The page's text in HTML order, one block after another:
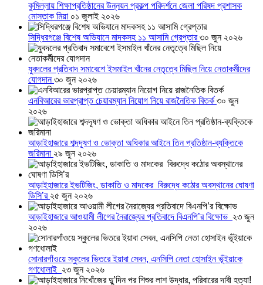
কুমিল্লায় শিক্ষাপ্রতিষ্ঠানের উন্নয়ন প্রকল্প পরিদর্শনে জেলা পরিষদ প্রশাসক
মোস্তাক মিয়া ০১ জুলাই ২০২৬
সিদ্ধিরগঞ্জে বিশেষ অভিযানে মাদকসহ ১১ আসামি গ্রেপ্তার৩০ জুন ২০২৬
যুবদলের প্রতিবাদ সমাবেশে ইসমাইল খাঁনের নেতৃত্বে মিছিল নিয়ে নেতাকর্মীদের
যোগদান৩০ জুন ২০২৬
এনবিআরের ভারপ্রাপ্ত চেয়ারম্যান নিয়োগ নিয়ে রাজনৈতিক বিতর্ক ৩০ জুন
২০২৬
আড়াইহাজারে শব্দদূষণ ও ভোক্তা অধিকার আইনে তিন প্রতিষ্ঠান-ব্যক্তিকে
জরিমানা ২৯ জুন ২০২৬
আড়াইহাজারে ইভটিজিং, ডাকাতি ও মাদকের বিরুদ্ধে কঠোর অবস্থানের ঘোষণা
ডিসি’র ২৫ জুন ২০২৬
আড়াইহাজারে আওয়ামী লীগের নৈরাজ্যের প্রতিবাদে বিএনপি’র বিক্ষোভ ২৩ জুন
২০২৬
সোনারগাঁওয়ে স্কুলের ভিতরে ইয়াবা সেবন, এনসিপি নেতা হোসাইন ভূঁইয়াকে
গণধোলাই ২৩ জুন ২০২৬